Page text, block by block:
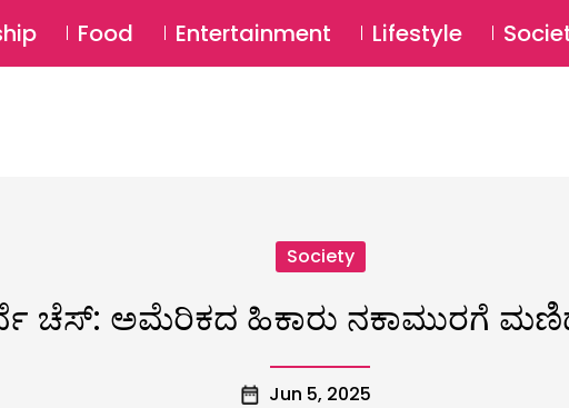
Food Entertainment Lifestyle
Society
ಚೆಸ್​: ಅಮೆರಿಕದ ಹಿಕಾರು ನಕಾಮುರಗೆ
Jun 5, 2025